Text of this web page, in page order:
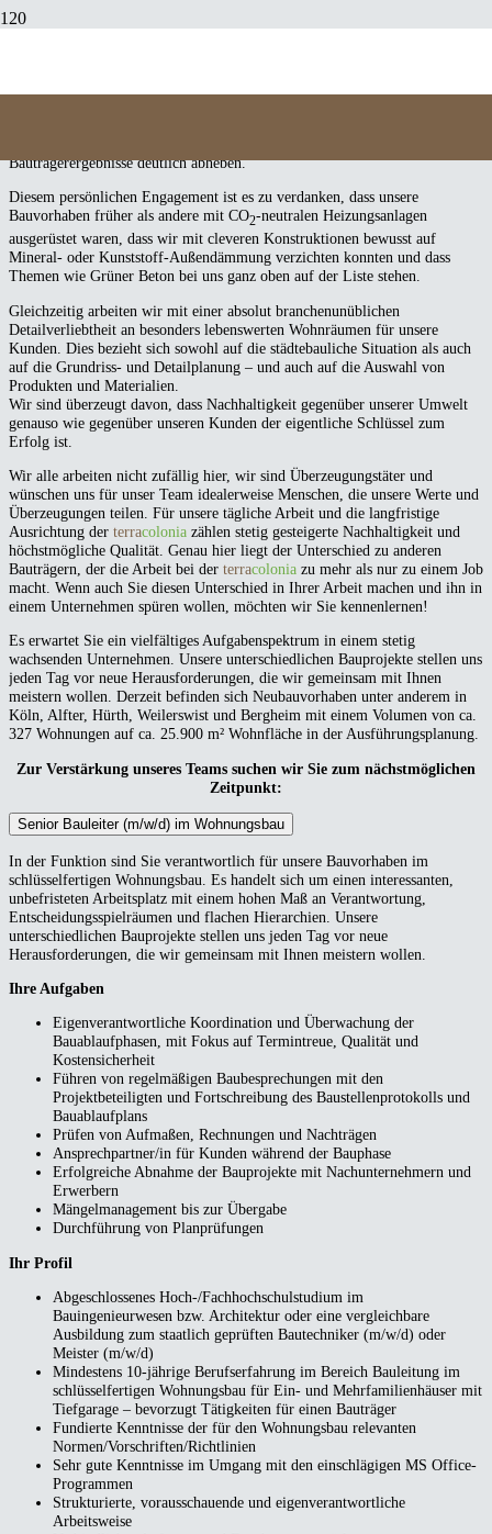
Bauträgerergebnisse deutlich abheben.
Diesem persönlichen Engagement ist es zu verdanken, dass unsere
Bauvorhaben früher als andere mit CO2-neutralen Heizungsanlagen
ausgerüstet waren, dass wir mit cleveren Konstruktionen bewusst auf
Mineral- oder Kunststoff-Außendämmung verzichten konnten und dass
Themen wie Grüner Beton bei uns ganz oben auf der Liste stehen.
Gleichzeitig arbeiten wir mit einer absolut branchenunüblichen
Detailverliebtheit an besonders lebenswerten Wohnräumen für unsere
Kunden. Dies bezieht sich sowohl auf die städtebauliche Situation als auch
auf die Grundriss- und Detailplanung – und auch auf die Auswahl von
Produkten und Materialien.
Wir sind überzeugt davon, dass Nachhaltigkeit gegenüber unserer Umwelt
genauso wie gegenüber unseren Kunden der eigentliche Schlüssel zum
Erfolg ist.
Wir alle arbeiten nicht zufällig hier, wir sind Überzeugungstäter und
wünschen uns für unser Team idealerweise Menschen, die unsere Werte und
Überzeugungen teilen. Für unsere tägliche Arbeit und die langfristige
Ausrichtung der terracolonia zählen stetig gesteigerte Nachhaltigkeit und
höchstmögliche Qualität. Genau hier liegt der Unterschied zu anderen
Bauträgern, der die Arbeit bei der terracolonia zu mehr als nur zu einem Job
macht. Wenn auch Sie diesen Unterschied in Ihrer Arbeit machen und ihn in
einem Unternehmen spüren wollen, möchten wir Sie kennenlernen!
Es erwartet Sie ein vielfältiges Aufgabenspektrum in einem stetig
wachsenden Unternehmen. Unsere unterschiedlichen Bauprojekte stellen uns
jeden Tag vor neue Herausforderungen, die wir gemeinsam mit Ihnen
meistern wollen. Derzeit befinden sich Neubauvorhaben unter anderem in
Köln, Alfter, Hürth, Weilerswist und Bergheim mit einem Volumen von ca.
327 Wohnungen auf ca. 25.900 m² Wohnfläche in der Ausführungsplanung.
Zur Verstärkung unseres Teams suchen wir Sie zum nächstmöglichen
Zeitpunkt:
Senior Bauleiter (m/w/d) im Wohnungsbau
In der Funktion sind Sie verantwortlich für unsere Bauvorhaben im
schlüsselfertigen Wohnungsbau. Es handelt sich um einen interessanten,
unbefristeten Arbeitsplatz mit einem hohen Maß an Verantwortung,
Entscheidungsspielräumen und flachen Hierarchien. Unsere
unterschiedlichen Bauprojekte stellen uns jeden Tag vor neue
Herausforderungen, die wir gemeinsam mit Ihnen meistern wollen.
Ihre Aufgaben
Eigenverantwortliche Koordination und Überwachung der
Bauablaufphasen, mit Fokus auf Termintreue, Qualität und
Kostensicherheit
Führen von regelmäßigen Baubesprechungen mit den
Projektbeteiligten und Fortschreibung des Baustellenprotokolls und
Bauablaufplans
Prüfen von Aufmaßen, Rechnungen und Nachträgen
Ansprechpartner/in für Kunden während der Bauphase
Erfolgreiche Abnahme der Bauprojekte mit Nachunternehmern und
Erwerbern
Mängelmanagement bis zur Übergabe
Durchführung von Planprüfungen
Ihr Profil
Abgeschlossenes Hoch-/Fachhochschulstudium im
Bauingenieurwesen bzw. Architektur oder eine vergleichbare
Ausbildung zum staatlich geprüften Bautechniker (m/w/d) oder
Meister (m/w/d)
Mindestens 10-jährige Berufserfahrung im Bereich Bauleitung im
schlüsselfertigen Wohnungsbau für Ein- und Mehrfamilienhäuser mit
Tiefgarage – bevorzugt Tätigkeiten für einen Bauträger
Fundierte Kenntnisse der für den Wohnungsbau relevanten
Normen/Vorschriften/Richtlinien
Sehr gute Kenntnisse im Umgang mit den einschlägigen MS Office-
Programmen
Strukturierte, vorausschauende und eigenverantwortliche
Arbeitsweise